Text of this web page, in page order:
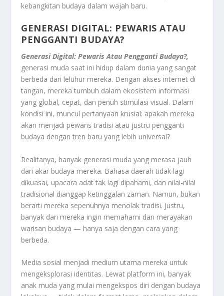
kebangkitan budaya dalam wajah baru.
GENERASI DIGITAL: PEWARIS ATAU
PENGGANTI BUDAYA?
Generasi Digital: Pewaris Atau Pengganti Budaya?,
generasi muda saat ini hidup dalam dunia yang sangat
berbeda dari leluhur mereka. Dengan akses internet di
tangan, mereka tumbuh dalam ekosistem informasi
yang global, cepat, dan penuh stimulasi visual. Dalam
kondisi ini, muncul pertanyaan krusial: apakah mereka
akan menjadi pewaris tradisi atau justru pengganti
budaya dengan tren baru yang lebih universal?
Realitanya, banyak generasi muda yang merasa jauh
dari akar budaya mereka. Bahasa daerah tidak lagi
dikuasai, upacara adat tak lagi dipahami, dan nilai-nilai
tradisional dianggap ketinggalan zaman. Namun, bukan
berarti mereka sepenuhnya menolak tradisi. Justru,
banyak dari mereka ingin memahami dan merayakan
warisan budaya — hanya saja dengan cara yang
berbeda.
Media sosial menjadi medium utama mereka untuk
mengeksplorasi identitas. Lewat platform ini, banyak
anak muda yang mulai mengekspos diri dengan budaya